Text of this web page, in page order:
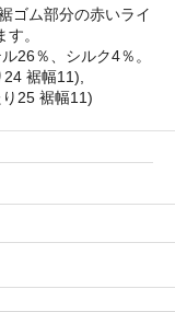
ゴム部分の赤いライ
。
26％、シルク4％。
裾幅11),
25 裾幅11)